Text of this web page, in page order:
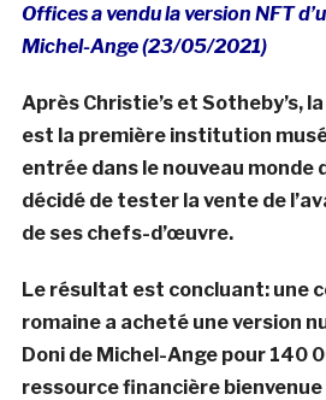
Offices a vendu la version NFT
Michel-Ange (23/05/2021)
Après Christie’s et Sotheby’s,
est la première institution
entrée dans le nouveau monde
décidé de tester la vente de
de ses chefs-d’œuvre.
Le résultat est concluant: une
romaine a acheté une version
Doni de Michel-Ange pour 140
ressource financière bienvenue